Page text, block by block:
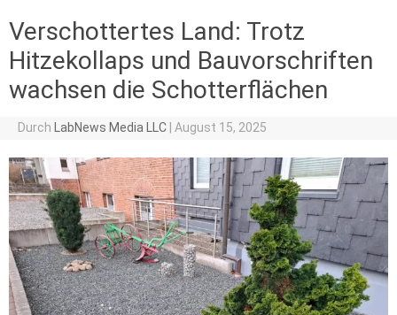
Verschottertes Land: Trotz
Hitzekollaps und Bauvorschriften
wachsen die Schotterflächen
Durch LabNews Media LLC August 15, 2025